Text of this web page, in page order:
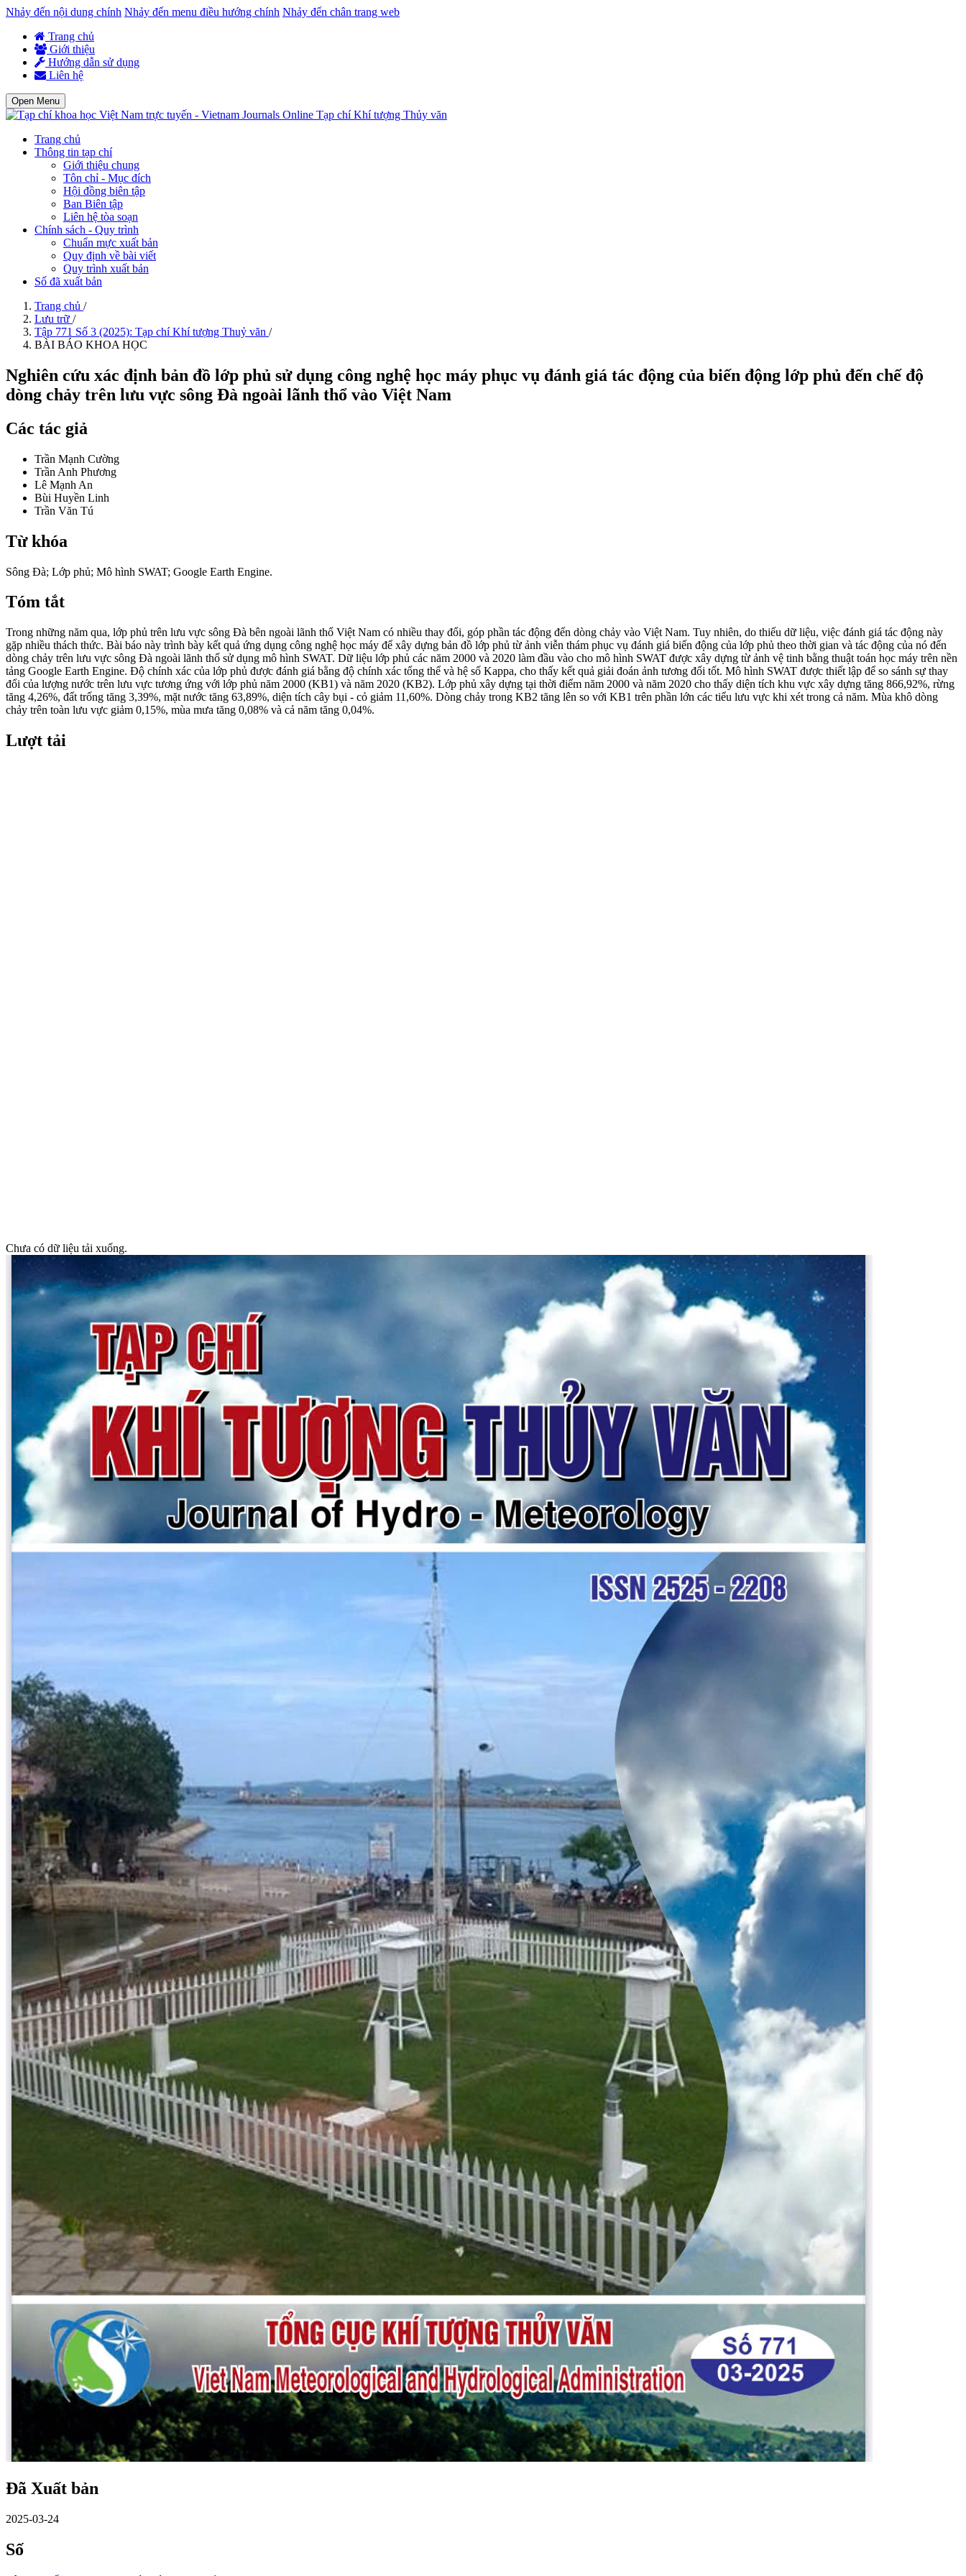
Nhảy đến nội dung chính Nhảy đến menu điều hướng chính Nhảy đến chân trang web
Trang chủ
Giới thiệu
Hướng dẫn sử dụng
Liên hệ
Open Menu
Tạp chí Khí tượng Thủy văn
Trang chủ
Thông tin tạp chí
Giới thiệu chung
Tôn chỉ - Mục đích
Hội đồng biên tập
Ban Biên tập
Liên hệ tòa soạn
Chính sách - Quy trình
Chuẩn mực xuất bản
Quy định về bài viết
Quy trình xuất bản
Số đã xuất bản
Trang chủ /
Lưu trữ /
Tập 771 Số 3 (2025): Tạp chí Khí tượng Thuỷ văn /
BÀI BÁO KHOA HỌC
Nghiên cứu xác định bản đồ lớp phủ sử dụng công nghệ học máy phục vụ đánh giá tác động của biến động lớp phủ đến chế độ
dòng chảy trên lưu vực sông Đà ngoài lãnh thổ vào Việt Nam
Các tác giả
Trần Mạnh Cường
Trần Anh Phương
Lê Mạnh An
Bùi Huyền Linh
Trần Văn Tú
Từ khóa
Sông Đà; Lớp phủ; Mô hình SWAT; Google Earth Engine.
Tóm tắt
Trong những năm qua, lớp phủ trên lưu vực sông Đà bên ngoài lãnh thổ Việt Nam có nhiều thay đổi, góp phần tác động đến dòng chảy vào Việt Nam. Tuy nhiên, do thiếu dữ liệu, việc đánh giá tác động này
gặp nhiều thách thức. Bài báo này trình bày kết quả ứng dụng công nghệ học máy để xây dựng bản đồ lớp phủ từ ảnh viễn thám phục vụ đánh giá biến động của lớp phủ theo thời gian và tác động của nó đến
dòng chảy trên lưu vực sông Đà ngoài lãnh thổ sử dụng mô hình SWAT. Dữ liệu lớp phủ các năm 2000 và 2020 làm đầu vào cho mô hình SWAT được xây dựng từ ảnh vệ tinh bằng thuật toán học máy trên nền
tảng Google Earth Engine. Độ chính xác của lớp phủ được đánh giá bằng độ chính xác tổng thể và hệ số Kappa, cho thấy kết quả giải đoán ảnh tương đối tốt. Mô hình SWAT được thiết lập để so sánh sự thay
đổi của lượng nước trên lưu vực tương ứng với lớp phủ năm 2000 (KB1) và năm 2020 (KB2). Lớp phủ xây dựng tại thời điểm năm 2000 và năm 2020 cho thấy diện tích khu vực xây dựng tăng 866,92%, rừng
tăng 4,26%, đất trống tăng 3,39%, mặt nước tăng 63,89%, diện tích cây bụi - cỏ giảm 11,60%. Dòng chảy trong KB2 tăng lên so với KB1 trên phần lớn các tiểu lưu vực khi xét trong cả năm. Mùa khô dòng
chảy trên toàn lưu vực giảm 0,15%, mùa mưa tăng 0,08% và cả năm tăng 0,04%.
Lượt tải
Chưa có dữ liệu tải xuống.
Đã Xuất bản
2025-03-24
Số